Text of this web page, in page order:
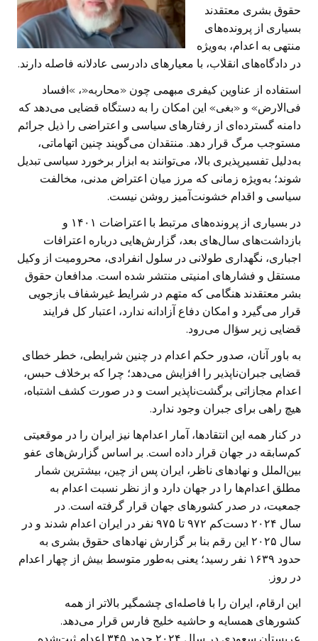
حقوق بشری معتقدند
بسیاری از پرونده‌های
منتهی به اعدام، به‌ویژه
در دادگاه‌های انقلاب، با معیارهای دادرسی عادلانه فاصله دارند.
استفاده از عناوین کیفری مبهمی چون «محاربه«، »افساد
فی‌الارض» و «بغی» این امکان را به دستگاه قضایی می‌دهد که
دامنه گسترده‌ای از رفتارهای سیاسی و اعتراضی را ذیل جرائم
مستوجب مرگ قرار دهد. منتقدان می‌گویند چنین اتهاماتی،
به‌دلیل تفسیرپذیری بالا، می‌توانند به ابزار برخورد سیاسی تبدیل
شوند؛ به‌ویژه زمانی که مرز میان اعتراض مدنی، مخالفت
سیاسی و اقدام خشونت‌آمیز روشن نیست.
در بسیاری از پرونده‌های مرتبط با اعتراضات ۱۴۰۱ و
بازداشت‌های سال‌های بعد، گزارش‌هایی درباره اعترافات
اجباری، نگهداری طولانی در سلول انفرادی، محرومیت از وکیل
مستقل و فشارهای امنیتی منتشر شده است. مدافعان حقوق
بشر معتقدند هنگامی که متهم در شرایط غیرشفاف بازجویی
قرار می‌گیرد و امکان دفاع آزادانه ندارد، اعتبار کل فرایند
قضایی زیر سؤال می‌رود.
به باور آنان، صدور حکم اعدام در چنین شرایطی، خطر خطای
قضایی جبران‌ناپذیر را افزایش می‌دهد؛ چرا که برخلاف حبس،
اعدام مجازاتی برگشت‌ناپذیر است و در صورت کشف اشتباه،
هیچ راهی برای جبران وجود ندارد.
در کنار همه این انتقادها، آمار اعدام‌ها نیز ایران را در موقعیتی
کم‌سابقه در جهان قرار داده است. بر اساس گزارش‌های عفو
بین‌الملل و نهادهای ناظر، ایران پس از چین، بیشترین شمار
مطلق اعدام‌ها را در جهان دارد و از نظر نسبت اعدام به
جمعیت، در صدر کشورهای جهان قرار گرفته است. در
سال ۲۰۲۴ دست‌کم ۹۷۲ تا ۹۷۵ نفر در ایران اعدام شدند و در
سال ۲۰۲۵ این رقم بنا بر گزارش نهادهای حقوق بشری به
حدود ۱۶۳۹ نفر رسید؛ یعنی به‌طور متوسط بیش از چهار اعدام
در روز.
این ارقام، ایران را با فاصله‌ای چشمگیر بالاتر از همه
کشورهای همسایه و حاشیه خلیج فارس قرار می‌دهد.
عربستان سعودی در سال ۲۰۲۴ حدود ۳۴۵ اعدام ثبت‌شده